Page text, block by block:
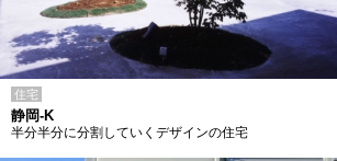
住宅
静岡-K
半分半分に分割していくデザインの住宅